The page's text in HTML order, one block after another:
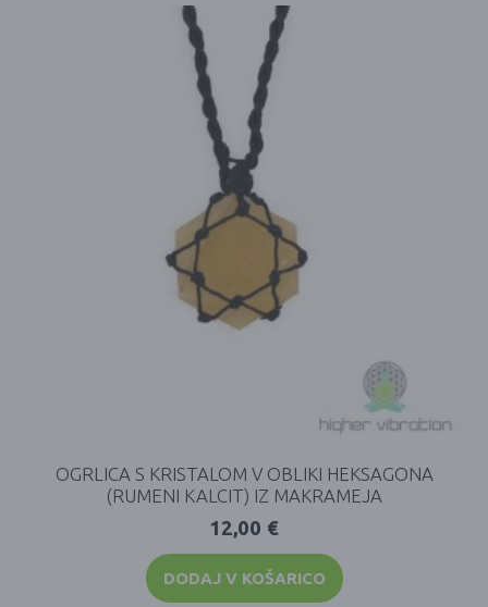
OGRLICA S KRISTALOM V OBLIKI HEKSAGONA
(RUMENI KALCIT) IZ MAKRAMEJA
12,00 €
DODAJ V KOŠARICO